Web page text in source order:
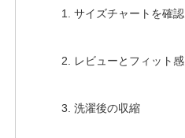
サイズチャートを確認
レビューとフィット感
洗濯後の収縮